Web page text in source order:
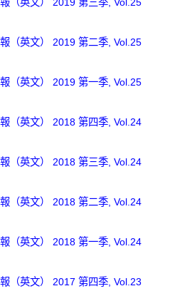
（英文） 2019 第二季, Vol.25
（英文） 2019 第一季, Vol.25
（英文） 2018 第四季, Vol.24
（英文） 2018 第三季, Vol.24
（英文） 2018 第二季, Vol.24
（英文） 2018 第一季, Vol.24
（英文） 2017 第四季, Vol.23